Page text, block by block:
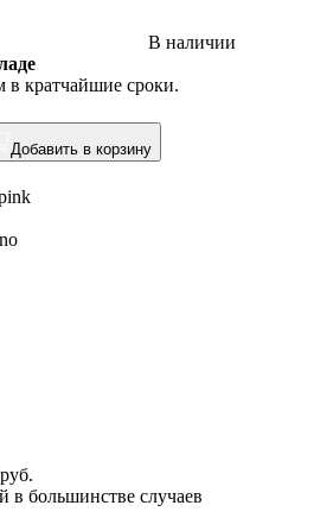
В наличии
в кратчайшие сроки.
Добавить в корзину
в большинстве случаев